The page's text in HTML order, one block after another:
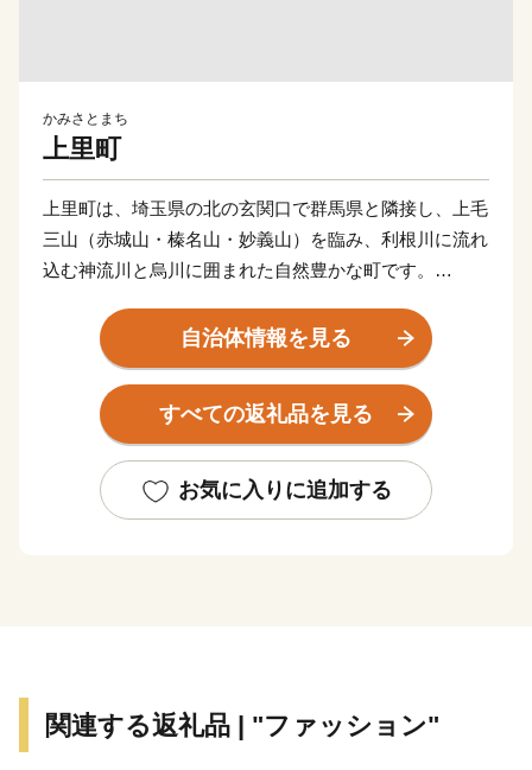
かみさとまち
上里町
上里町は、埼玉県の北の玄関口で群馬県と隣接し、上毛
三山（赤城山・榛名山・妙義山）を臨み、利根川に流れ
込む神流川と烏川に囲まれた自然豊かな町です。
また、JR高崎線神保原駅や、国道17号線・254号線が
あり、交通も非常に便利な場所で、首都圏へのベッドタ
ウンとしても住宅街が形成されてきました。平成27年に
は関越自動車道上里スマートインターが開通し、アクセ
返礼品を通じて「上里町の良さ」を感じていただき、
自治体情報を見る
すべての返礼品を見る
お気に入りに追加する
関連する返礼品 | "ファッション"